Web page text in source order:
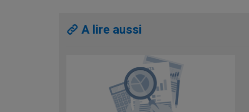
A lire aussi